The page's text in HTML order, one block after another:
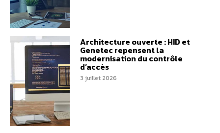
Architecture ouverte : HID et
Genetec repensent la
modernisation du contrôle
d’accès
3 juillet 2026